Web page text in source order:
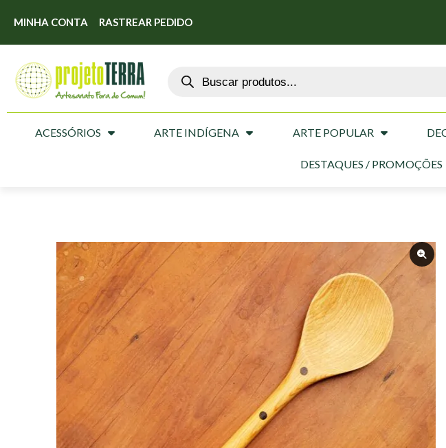
MINHA CONTA RASTREAR PEDIDO
ACESSÓRIOS ARTE INDÍGENA ARTE POPULAR
DESTAQUES / PROMOÇÕES